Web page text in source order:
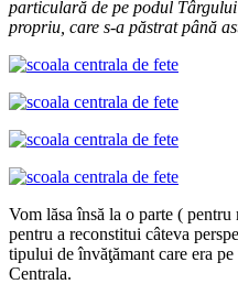
particulară de pe podul Tâ
propriu, care s-a păstrat până
Vom lăsa însă la o parte (
pentru a reconstitui câteva
tipului de învăţămant care era
Centrala.